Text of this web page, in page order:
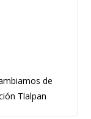
de
Tlalpan